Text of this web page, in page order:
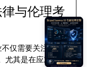
与伦理考
不仅需要关注公众
尤其是在应对负面